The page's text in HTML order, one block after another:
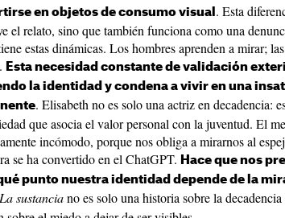
en objetos de consumo visual . Esta
el relato, sino que también funciona como una
estas dinámicas. Los hombres aprenden a mirar;
Esta necesidad constante de validación
la identidad y condena a vivir en una
. Elisabeth no es solo una actriz en decadencia:
que asocia el valor personal con la juventud. El
incómodo, porque nos obliga a mirarnos al
se ha convertido en el ChatGPT.
Hace que nos
punto nuestra identidad depende de la
La sustanciano es solo una historia sobre la